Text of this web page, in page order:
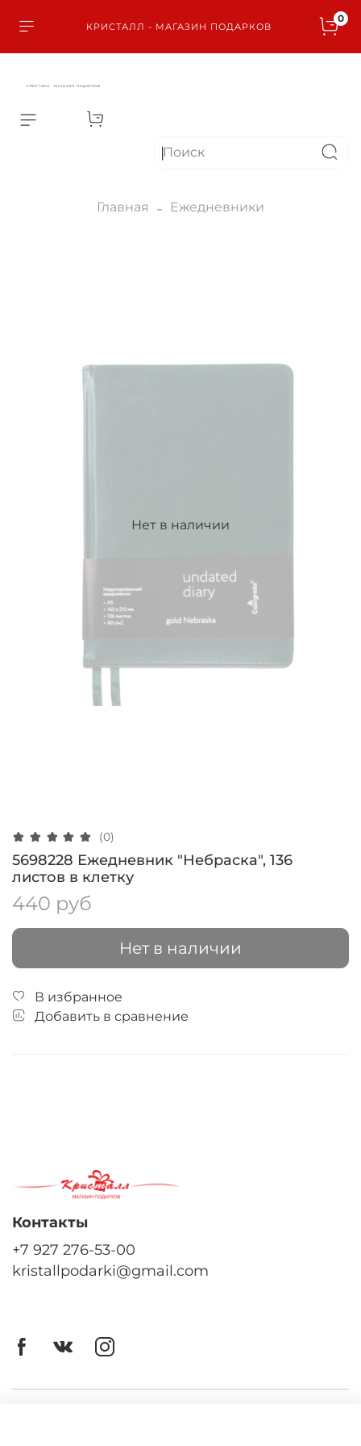
КРИСТАЛЛ - МАГАЗИН ПОДАРКОВ
0
КРИСТАЛЛ - МАГАЗИН ПОДАРКОВ
Главная Ежедневники
Нет в наличии
(0)
5698228 Ежедневник "Небраска", 136
листов в клетку
440 руб
Нет в наличии
В избранное
Добавить в сравнение
Контакты
+7 927 276-53-00
kristallpodarki@gmail.com